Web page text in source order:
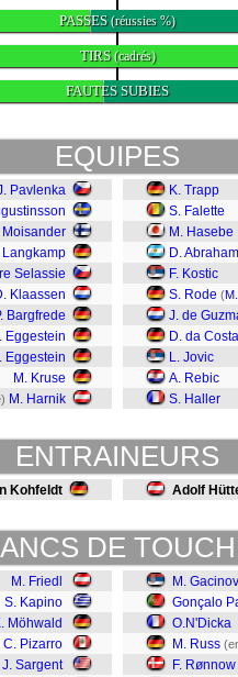
PASSES(réussies %)
TIRS(cadrés)
FAUTES SUBIES
EQUIPES
Pavlenka
Moisander
Langkamp
Selassie
Klaassen
Bargfrede
Eggestein
Eggestein
M. Kruse
M. Harnik
K. Trapp
S. Falette
M. Hasebe
D. Abraham
F. Kostic
S. Rode (
J. de
D. da Costa
L. Jovic
A. Rebic
S. Haller
ENTRAINEURS
Kohfeldt Adolf
DE
M. Friedl
S. Kapino
Möhwald
C. Pizarro
J. Sargent
M.
Gonçalo
O.N'Dicka
M. Russ
F. Rønnow